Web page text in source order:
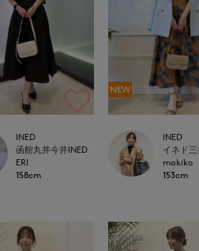
INED
函館丸井今井INED
ERI
158cm
NEW
INED
makiko
153cm